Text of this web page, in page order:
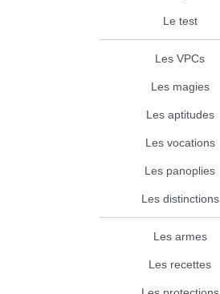
Le test
Les VPCs
Les magies
Les aptitudes
Les vocations
Les panoplies
Les distinctions
Les armes
Les recettes